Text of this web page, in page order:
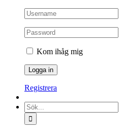
Kom ihåg mig
Registrera
Sök
efter: